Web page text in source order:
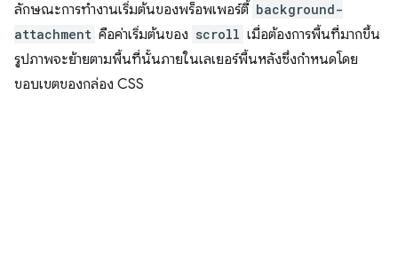
ลักษณะการทำงานเริ่มต้นของพร็อพเพอร์ตี้ background-
attachment คือค่าเริ่มต้นของ scroll เมื่อต้องการพื้นที่มากขึ้น
รูปภาพจะย้ายตามพื้นที่นั้นภายในเลเยอร์พื้นหลังซึ่งกำหนดโดย
ขอบเขตของกล่อง CSS